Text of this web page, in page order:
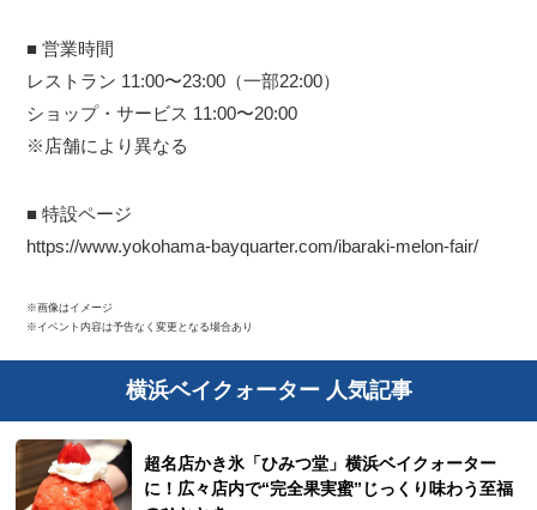
■ 営業時間
レストラン 11:00〜23:00（一部22:00）
ショップ・サービス 11:00〜20:00
※店舗により異なる
■ 特設ページ
https://www.yokohama-bayquarter.com/ibaraki-melon-fair/
※画像はイメージ
※イベント内容は予告なく変更となる場合あり
横浜ベイクォーター 人気記事
超名店かき氷「ひみつ堂」横浜ベイクォーター
に！広々店内で“完全果実蜜”じっくり味わう至福